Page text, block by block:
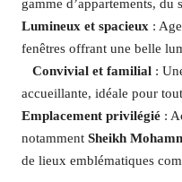
gamme d’appartements, du
Lumineux et spacieux :
fenêtres offrant une belle
Convivial et familial :
accueillante, idéale pour
Emplacement privilégié :
notamment Sheikh
de lieux emblématiques